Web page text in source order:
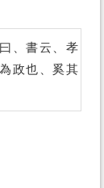
、書云、孝
政也、奚其